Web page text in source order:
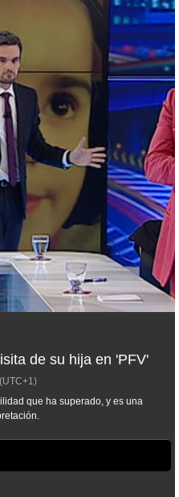
de su hija en 'PFV'
(UTC+1)
que ha superado, y es una